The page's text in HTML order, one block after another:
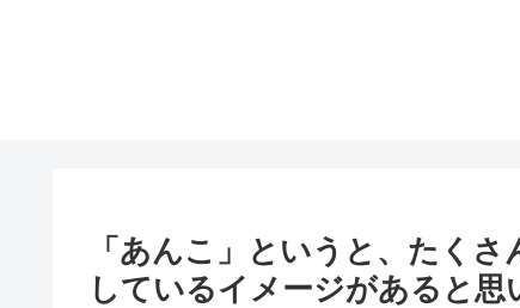
「あんこ」というと、たく
しているイメージがあると思